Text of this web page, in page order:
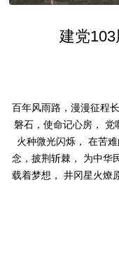
建党
百年风雨路，漫漫征程
磐石，使命记心房，
火种微光闪烁， 在苦
念，披荆斩棘， 为中华
载着梦想， 井冈星火燎